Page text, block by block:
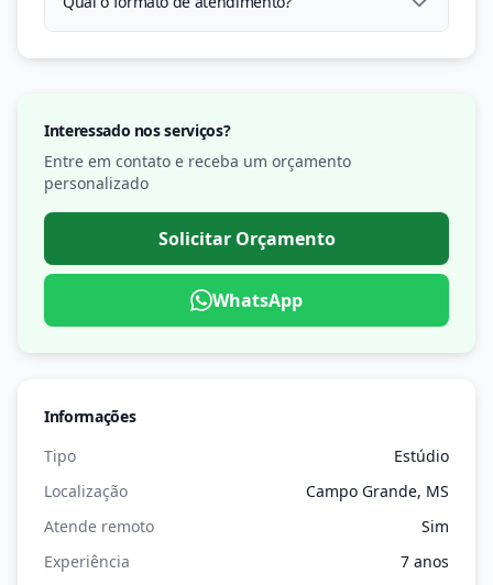
Interessado nos serviços?
Entre em contato e receba um orçamento
personalizado
Solicitar Orçamento
WhatsApp
Informações
Tipo
Estúdio
Localização
Campo Grande, MS
Atende remoto
Sim
Experiência
7 anos